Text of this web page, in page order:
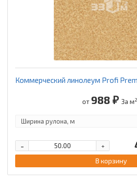
Коммерческий линолеум Profi
от 988 ₽ За м2
+
-
В корзину